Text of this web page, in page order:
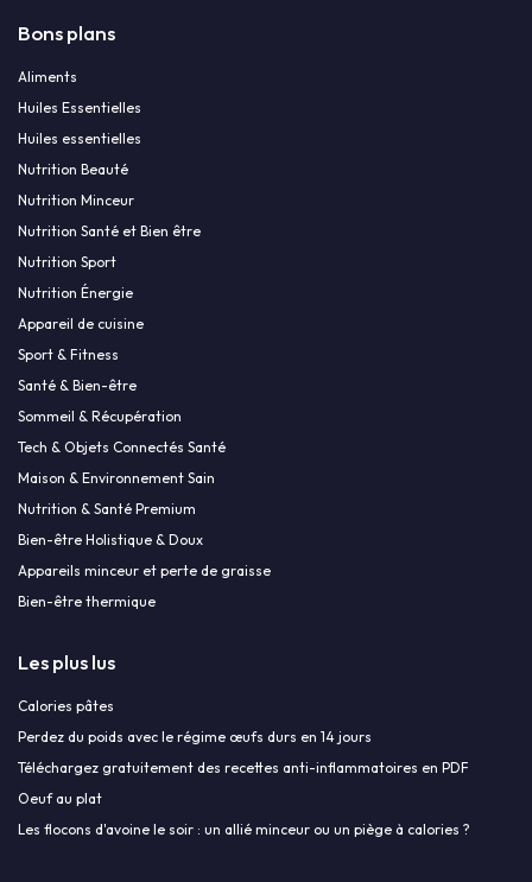
Bons plans
Aliments
Huiles Essentielles
Huiles essentielles
Nutrition Beauté
Nutrition Minceur
Nutrition Santé et Bien être
Nutrition Sport
Nutrition Énergie
Appareil de cuisine
Sport & Fitness
Santé & Bien-être
Sommeil & Récupération
Tech & Objets Connectés Santé
Maison & Environnement Sain
Nutrition & Santé Premium
Bien-être Holistique & Doux
Appareils minceur et perte de graisse
Bien-être thermique
Les plus lus
Calories pâtes
Perdez du poids avec le régime œufs durs en 14 jours
Téléchargez gratuitement des recettes anti-inflammatoires en PDF
Oeuf au plat
Les flocons d'avoine le soir : un allié minceur ou un piège à calories ?